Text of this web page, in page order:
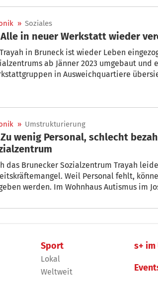
» Soziales
 Alle in neuer Werkstatt wieder
in Bruneck ist wieder Leben
ab Jänner 2023 umgebaut
in Ausweichquartiere übersiedelt werden. Nun
» Umstrukturierung
das Brunecker Sozialzentrum Trayah
Weil Personal fehlt,
werden. Im Wohnhaus Autismus im
Robert Alexander Steger
Sport
Lokal
Weltweit
s+